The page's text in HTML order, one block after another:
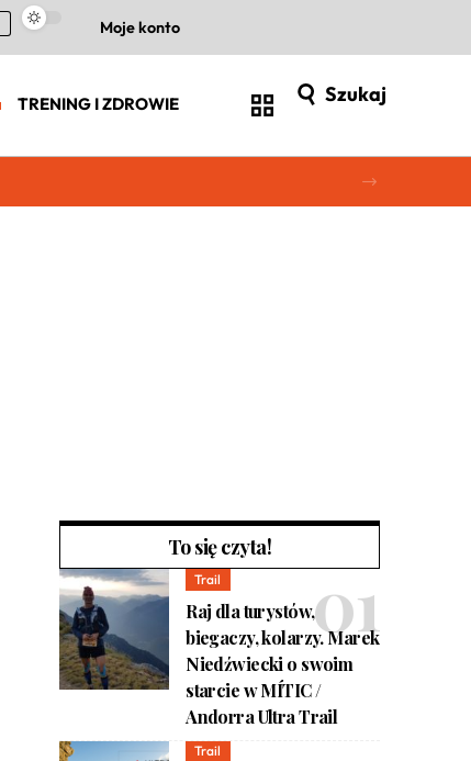
Moje konto
TRENING I ZDROWIE Szukaj
To się czyta!
Trail
Raj dla turystów,
biegaczy, kolarzy. Marek
Niedźwiecki o swoim
starcie w MÍTIC /
Andorra Ultra Trail
Trail